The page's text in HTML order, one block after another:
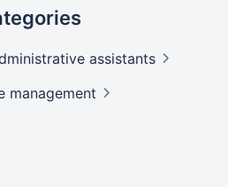
assistants
management